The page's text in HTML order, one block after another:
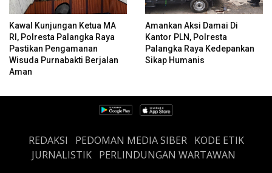
Kawal Kunjungan Ketua MA
RI, Polresta Palangka Raya
Pastikan Pengamanan
Wisuda Purnabakti Berjalan
Aman
Amankan Aksi Damai Di
Kantor PLN, Polresta
Palangka Raya Kedepankan
Sikap Humanis
REDAKSI PEDOMAN MEDIA SIBER
KODE ETIK
JURNALISTIK PERLINDUNGAN WARTAWAN